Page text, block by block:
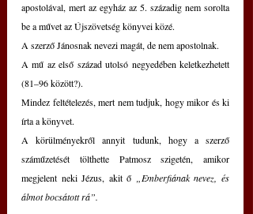
apostolával, mert az egyház az 5. századig nem sorolta
be a művet az Újszövetség könyvei közé.
A szerző Jánosnak nevezi magát, de nem apostolnak.
A mű az első század utolsó negyedében keletkezhetett
(81–96 között?).
Mindez feltételezés, mert nem tudjuk, hogy mikor és ki
írta a könyvet.
A körülményekről annyit tudunk, hogy a szerző
száműzetését tölthette Patmosz szigetén, amikor
megjelent neki Jézus, akit ő
„Emberfiának nevez, és
álmot bocsátott rá”.